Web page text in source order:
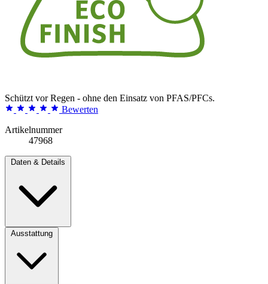
Schützt vor Regen - ohne den Einsatz von PFAS/PFCs.
Bewerten
Artikelnummer
47968
Daten & Details
Ausstattung